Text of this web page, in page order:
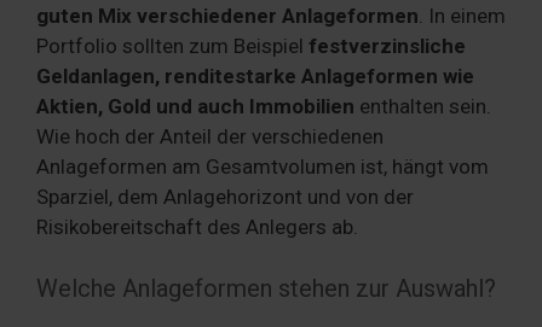
guten Mix verschiedener Anlageformen. In einem
Portfolio sollten zum Beispiel festverzinsliche
Geldanlagen, renditestarke Anlageformen wie
Aktien, Gold und auch Immobilien enthalten sein.
Wie hoch der Anteil der verschiedenen
Anlageformen am Gesamtvolumen ist, hängt vom
Sparziel, dem Anlagehorizont und von der
Risikobereitschaft des Anlegers ab.
Welche Anlageformen stehen zur Auswahl?